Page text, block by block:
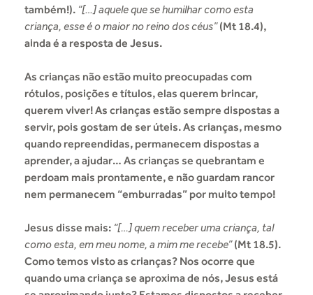
também!). “[…] aquele que se humilhar como esta
criança, esse é o maior no reino dos céus”(Mt 18.4),
ainda é a resposta de Jesus.
As crianças não estão muito preocupadas com
rótulos, posições e títulos, elas querem brincar,
querem viver! As crianças estão sempre dispostas a
servir, pois gostam de ser úteis. As crianças, mesmo
quando repreendidas, permanecem dispostas a
aprender, a ajudar… As crianças se quebrantam e
perdoam mais prontamente, e não guardam rancor
nem permanecem “emburradas” por muito tempo!
Jesus disse mais: “[…] quem receber uma criança, tal
como esta, em meu nome, a mim me recebe”(Mt 18.5).
Como temos visto as crianças? Nos ocorre que
quando uma criança se aproxima de nós, Jesus está